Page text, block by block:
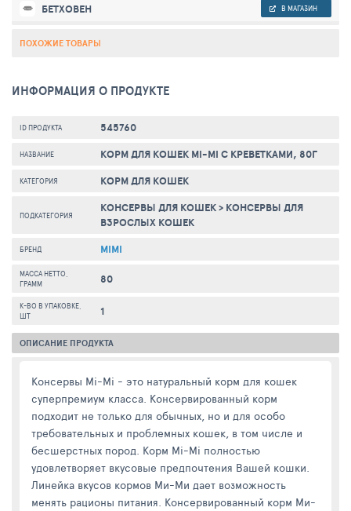
БЕТХОВЕН В МАГАЗИН
ПОХОЖИЕ ТОВАРЫ
ИНФОРМАЦИЯ О ПРОДУКТЕ
ID ПРОДУКТА 545760
НАЗВАНИЕ КОРМ ДЛЯ КОШЕК MI-MI С КРЕВЕТКАМИ, 80Г
КАТЕГОРИЯ КОРМ ДЛЯ КОШЕК
ПОДКАТЕГОРИЯ КОНСЕРВЫ ДЛЯ КОШЕК> КОНСЕРВЫ ДЛЯ
ВЗРОСЛЫХ КОШЕК
БРЕНД MIMI
МАССА НЕТТО,
ГРАММ
80
К-ВО В УПАКОВКЕ,
ШТ
1
ОПИСАНИЕ ПРОДУКТА
Консервы Mi-Mi - это натуральный корм для кошек
суперпремиум класса. Консервированный корм
подходит не только для обычных, но и для особо
требовательных и проблемных кошек, в том числе и
бесшерстных пород. Корм Mi-Mi полностью
удовлетворяет вкусовые предпочтения Вашей кошки.
Линейка вкусов кормов Ми-Ми дает возможность
менять рационы питания. Консервированный корм Ми-